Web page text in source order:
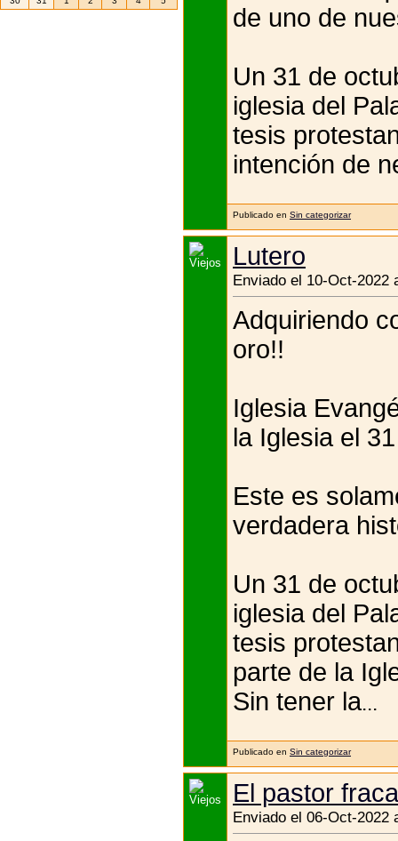
de uno de
Un 31 de
iglesia del
tesis
intención de
Publicado en Sin categorizar
Lutero
Enviado el 10-Oct-2022
Adquiriendo
oro!!
Iglesia
la Iglesia el
Este es
verdadera
Un 31 de
iglesia del
tesis
parte de la
Sin tener la...
Publicado en Sin categorizar
El pastor
Enviado el 06-Oct-2022